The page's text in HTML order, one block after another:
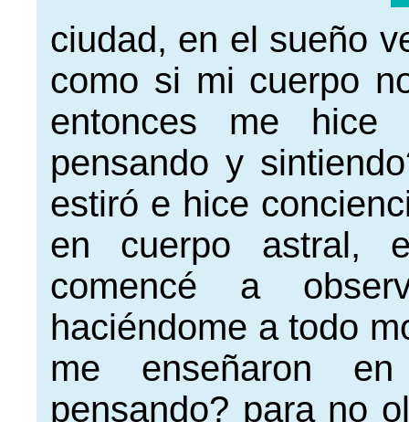
ciudad, en el sueño
como si mi cuerpo
entonces me hice
pensando y
estiró e hice
en cuerpo astral,
comencé a
haciéndome a todo
me enseñaron
pensando? para no